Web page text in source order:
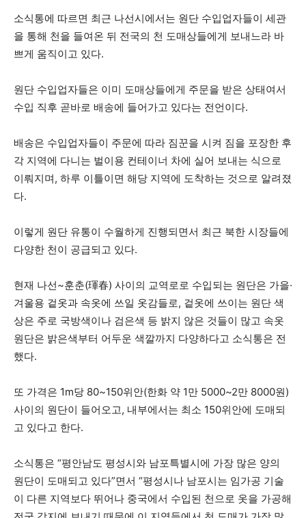
소식통에 따르면 최근 나선시에서는 원단 수입업자들이 세관
을 통해 천을 들여온 뒤 전국의 천 도매상들에게 보내느라 바
쁘게 움직이고 있다.
원단 수입업자들은 이미 도매상들에게 주문을 받은 상태여서
수입 직후 곧바로 배송에 들어가고 있다는 전언이다.
배송은 수입업자들이 주문에 따라 짐꾼을 시켜 짐을 포장한 후
각 지역에 다니는 벌이용 컨테이너 차에 실어 보내는 식으로
이뤄지며, 하루 이틀이면 해당 지역에 도착하는 것으로 알려졌
다.
이렇게 원단 유통이 수월하게 진행되면서 최근 북한 시장들에
다양한 천이 공급되고 있다.
현재 나선~훈춘(琿春) 사이의 교역로로 수입되는 원단은 가을·
겨울용 겉옷과 속옷에 쓰일 옷감들로, 겉옷에 쓰이는 원단 색
상은 주로 국방색이나 검은색 등 밝지 않은 것들이 많고 속옷
원단은 밝은색부터 어두운 색깔까지 다양하다고 소식통은 전
했다.
또 가격은 1m당 80~150위안(한화 약 1만 5000~2만 8000원)
사이의 원단이 들어오고, 내부에서는 최소 150위안에 도매되
고 있다고 한다.
소식통은 “평안남도 평성시와 남포특별시에 가장 많은 양의
원단이 도매되고 있다”면서 “평성시나 남포시는 임가공 기술
이 다른 지역보다 뛰어나 중국에서 수입된 천으로 옷을 가공해